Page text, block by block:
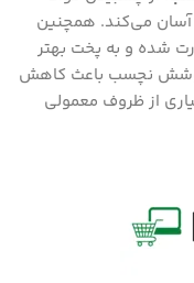
می‌کند. همچنین
شده و به پخت بهتر
پوشش نچسب باعث کاهش
از ظروف معمولی